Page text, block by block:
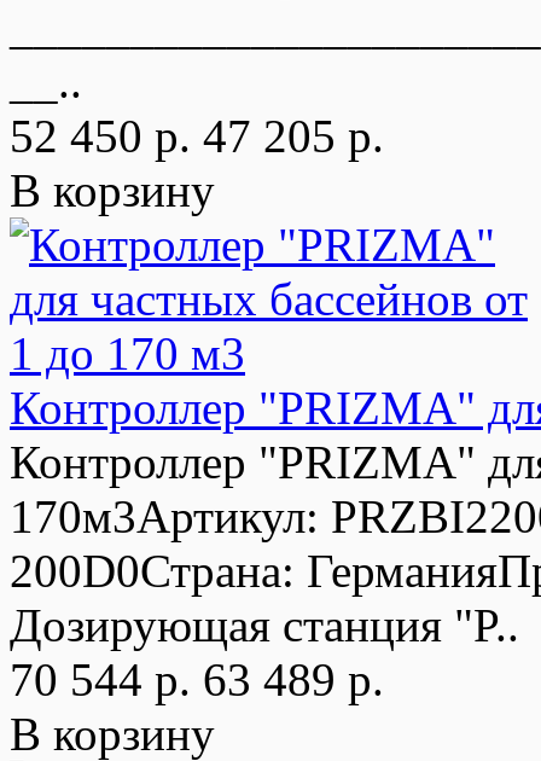
__..
52 450 р. 47 205 р.
В корзину
Контроллер "PRIZMA"
Контроллер "PRIZMA"
170м3Артикул:
200D0Страна:
Дозирующая станция "P..
70 544 р. 63 489 р.
В корзину